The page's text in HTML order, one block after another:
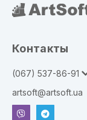
Контакты
(067) 537-86-91
artsoft@artsoft.ua